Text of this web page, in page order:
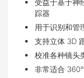
受益于基于神
踪器
用于识别和管
支持立体 3D
校准各种镜头
非常适合